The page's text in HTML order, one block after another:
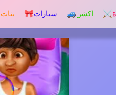
⚔️ اكشن🚙 سيارات🎀 بنات